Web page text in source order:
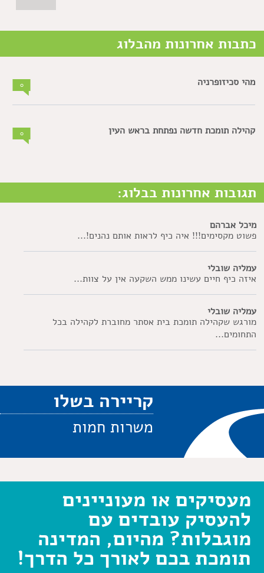
כתבות אחרונות מהבלוג
מהי סכיזופרניה
קהילה תומכת חדשה נפתחת בראש העין
תגובות אחרונות בבלוג:
מיכל אברהם
פשוט מקסימים!!! איה כיף לראות אותם נהנים!...
עמליה שובלי
איזה כיף חיים עשינו ממש השקעה אין על צוות...
עמליה שובלי
מורגש שקהילה תומכת בית אסתר מחוברת לקהילה בכל
התחומים...
קריירה בשלו
משרות חמות
מעסיקים או מעוניינים
להעסיק עובדים עם
מוגבלות? מהיום, המדינה
תומכת בכם לאורך כל הדרך!